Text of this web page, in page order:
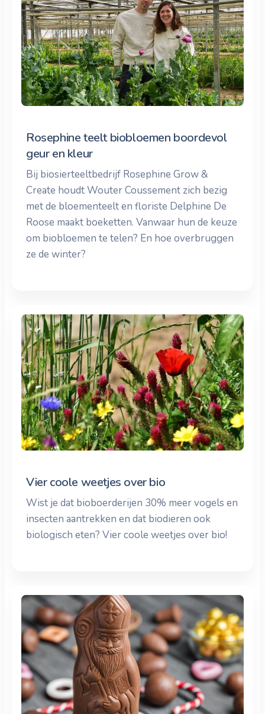
Rosephine teelt biobloemen boordevol
geur en kleur
Bij biosierteeltbedrijf Rosephine Grow &
Create houdt Wouter Coussement zich bezig
met de bloementeelt en floriste Delphine De
Roose maakt boeketten. Vanwaar hun de keuze
om biobloemen te telen? En hoe overbruggen
ze de winter?
Vier coole weetjes over bio
Wist je dat bioboerderijen 30% meer vogels en
insecten aantrekken en dat biodieren ook
biologisch eten? Vier coole weetjes over bio!